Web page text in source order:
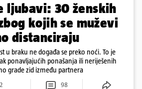
ljubavi: 30 ženskih
kojih se muževi
distanciraju
u braku ne događa se preko noći. To je
ponavljajućih ponašanja ili neriješenih
grade zid između partnera
98